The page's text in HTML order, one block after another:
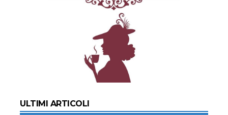
ULTIMI ARTICOLI